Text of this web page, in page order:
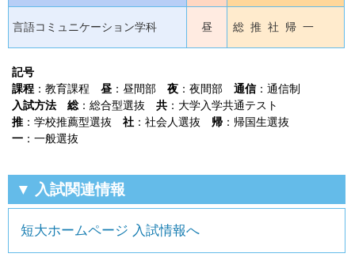
言語コミュニケーション学科 昼 総 推 社 帰 一
記号
課程 ：教育課程 昼 ：昼間部 夜 ：夜間部 通信：通信制
入試方法
総：総合型選抜 共 ：大学入学共通テスト
推 ：学校推薦型選抜 社 ：社会人選抜 帰 ：帰国生選抜
一 ：一般選抜
▼ 入試関連情報
短大ホームページ 入試情報へ